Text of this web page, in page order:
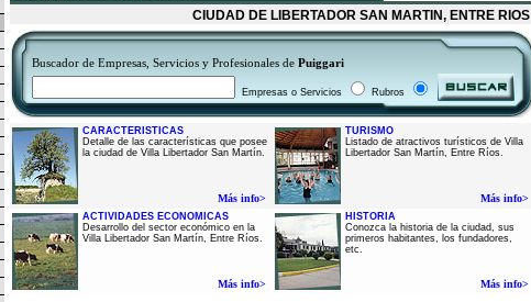
CIUDAD DE LIBERTADOR SAN MARTIN, ENTRE RIOS
Buscador de Empresas, Servicios y Profesionales de Puiggari
Empresas o Servicios Rubros
CARACTERISTICAS
Detalle de las características que posee
la ciudad de Villa Libertador San Martín.
Más info>
TURISMO
Listado de atractivos turísticos de Villa
Libertador San Martín, Entre Ríos.
Más info>
ACTIVIDADES ECONOMICAS
Desarrollo del sector económico en la
Villa Libertador San Martín, Entre Ríos.
Más info>
HISTORIA
Conozca la historia de la ciudad, sus
primeros habitantes, los fundadores,
etc.
Más info>